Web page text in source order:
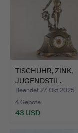
TISCHUHR, ZINK,
JUGENDSTIL.
Beendet 27. Okt 2025
4 Gebote
43 USD